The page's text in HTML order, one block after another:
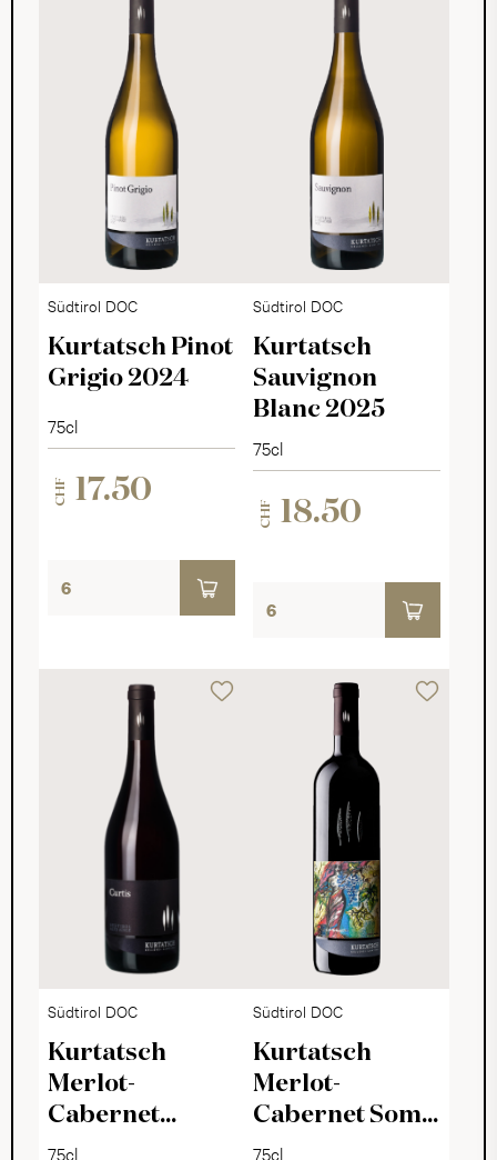
Südtirol DOC
Kurtatsch Pinot
Grigio 2024
75cl
CHF 17.50
Südtirol DOC
Kurtatsch
Sauvignon
Blanc 2025
75cl
CHF 18.50
Südtirol DOC
Kurtatsch
Merlot-
Cabernet
Curtis 2024
75cl
Südtirol DOC
Kurtatsch
Merlot-
Cabernet Soma
2023
75cl